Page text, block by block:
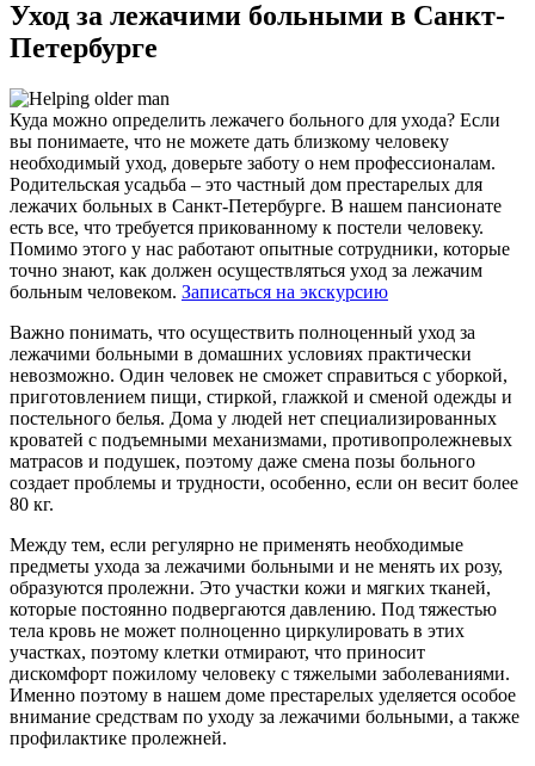
Уход за лежачими больными в Санкт-
Петербурге
Куда можно определить лежачего больного для ухода? Если
вы понимаете, что не можете дать близкому человеку
необходимый уход, доверьте заботу о нем профессионалам.
Родительская усадьба – это частный дом престарелых для
лежачих больных в Санкт-Петербурге. В нашем пансионате
есть все, что требуется прикованному к постели человеку.
Помимо этого у нас работают опытные сотрудники, которые
точно знают, как должен осуществляться уход за лежачим
больным человеком. Записаться на экскурсию
Важно понимать, что осуществить полноценный уход за
лежачими больными в домашних условиях практически
невозможно. Один человек не сможет справиться с уборкой,
приготовлением пищи, стиркой, глажкой и сменой одежды и
постельного белья. Дома у людей нет специализированных
кроватей с подъемными механизмами, противопролежневых
матрасов и подушек, поэтому даже смена позы больного
создает проблемы и трудности, особенно, если он весит более
80 кг.
Между тем, если регулярно не применять необходимые
предметы ухода за лежачими больными и не менять их розу,
образуются пролежни. Это участки кожи и мягких тканей,
которые постоянно подвергаются давлению. Под тяжестью
тела кровь не может полноценно циркулировать в этих
участках, поэтому клетки отмирают, что приносит
дискомфорт пожилому человеку с тяжелыми заболеваниями.
Именно поэтому в нашем доме престарелых уделяется особое
внимание средствам по уходу за лежачими больными, а также
профилактике пролежней.